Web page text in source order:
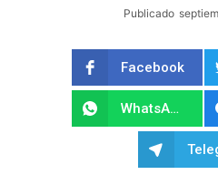
Publicado
Facebook
WhatsApp